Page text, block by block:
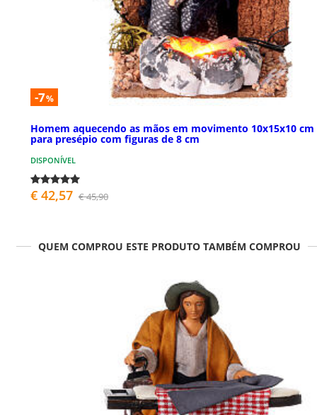
-7%
Homem aquecendo as mãos em movimento 10x15x10 cm
para presépio com figuras de 8 cm
DISPONÍVEL
€ 42,57 € 45,90
QUEM COMPROU ESTE PRODUTO TAMBÉM COMPROU